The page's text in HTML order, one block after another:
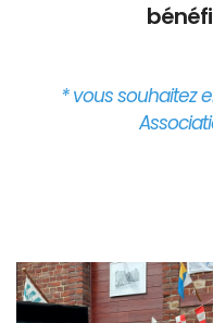
* vous souhaitez
Branding
ARMCHAIR